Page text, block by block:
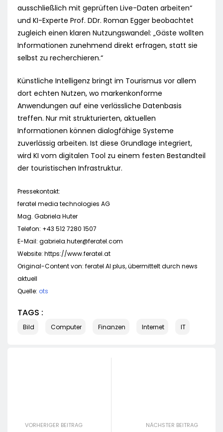
ausschließlich mit geprüften Live-Daten arbeiten“
und KI-Experte Prof. DDr. Roman Egger beobachtet
zugleich einen klaren Nutzungswandel: „Gäste wollten
Informationen zunehmend direkt erfragen, statt sie
selbst zu recherchieren.“
Künstliche Intelligenz bringt im Tourismus vor allem
dort echten Nutzen, wo markenkonforme
Anwendungen auf eine verlässliche Datenbasis
treffen. Nur mit strukturierten, aktuellen
Informationen können dialogfähige Systeme
zuverlässig arbeiten. Ist diese Grundlage integriert,
wird KI vom digitalen Tool zu einem festen Bestandteil
der touristischen Infrastruktur.
Pressekontakt:
feratel media technologies AG
Mag. Gabriela Huter
Telefon: +43 512 7280 1507
E-Mail: gabriela.huter@feratel.com
Website: https://www.feratel.at
Original-Content von: feratel AI plus, übermittelt durch news
aktuell
Quelle: ots
TAGS :
Bild Computer Finanzen Internet IT
VORHERIGER BEITRAG NÄCHSTER BEITRAG